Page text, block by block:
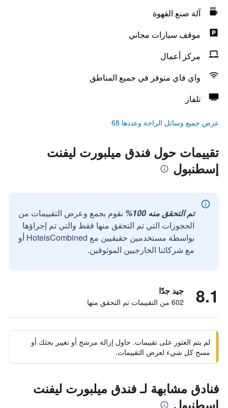
آلة صنع القهوة
موقف سيارات مجاني
مركز أعمال
واي فاي متوفر في جميع المناطق
تلفاز
عرض جميع وسائل الراحة وعددها 68
تقييمات حول فندق ميلبورت ليفنت
إسطنبول
تم التحقق منه 100%
نقوم بجمع وعرض التقييمات من
الحجوزات التي تم التحقق منها فقط والتي تم إجراؤها
بواسطة مستخدمين حقيقيين مع HotelsCombined أو
مع شركائنا الخارجيين الموثوقين.
8.1 جيد جدًا
602 من التقييمات تم التحقق منها
لم يتم العثور على تقييمات. حاول إزالة مرشح أو تغيير بحثك أو
مسح كل شيء لعرض التقييمات.
فنادق مشابهة لـ فندق ميلبورت ليفنت
إسطنبول